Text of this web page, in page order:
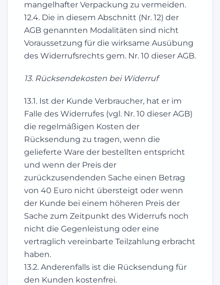
mangelhafter Verpackung zu vermeiden.
12.4. Die in diesem Abschnitt (Nr. 12) der
AGB genannten Modalitäten sind nicht
Voraussetzung für die wirksame Ausübung
des Widerrufsrechts gem. Nr. 10 dieser AGB.
13. Rücksendekosten bei Widerruf
13.1. Ist der Kunde Verbraucher, hat er im
Falle des Widerrufes (vgl. Nr. 10 dieser AGB)
die regelmäßigen Kosten der
Rücksendung zu tragen, wenn die
gelieferte Ware der bestellten entspricht
und wenn der Preis der
zurückzusendenden Sache einen Betrag
von 40 Euro nicht übersteigt oder wenn
der Kunde bei einem höheren Preis der
Sache zum Zeitpunkt des Widerrufs noch
nicht die Gegenleistung oder eine
vertraglich vereinbarte Teilzahlung erbracht
haben.
13.2. Anderenfalls ist die Rücksendung für
den Kunden kostenfrei.